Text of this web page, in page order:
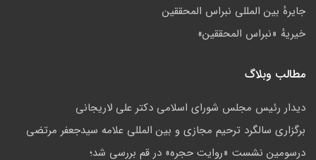
جايرهٔ بین المللی نبراس المحققین
خيريهٔ «نبراس المحققين»
مطالب وبلاگ
ديدار رئيس مجلس شوراى اسلامي دكتر على لاريجانى
برگزاری سالگرد ترحیم مجازی و بین المللی علامه سیدجعفر مرتضی
درسومین نشست «روایت حجره» در قم بررسی شد؛